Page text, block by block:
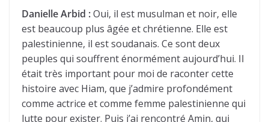
Danielle Arbid :Oui, il est musulman et noir, elle
est beaucoup plus âgée et chrétienne. Elle est
palestinienne, il est soudanais. Ce sont deux
peuples qui souffrent énormément aujourd’hui. Il
était très important pour moi de raconter cette
histoire avec Hiam, que j’admire profondément
comme actrice et comme femme palestinienne qui
lutte pour exister. Puis j’ai rencontré Amin, qui